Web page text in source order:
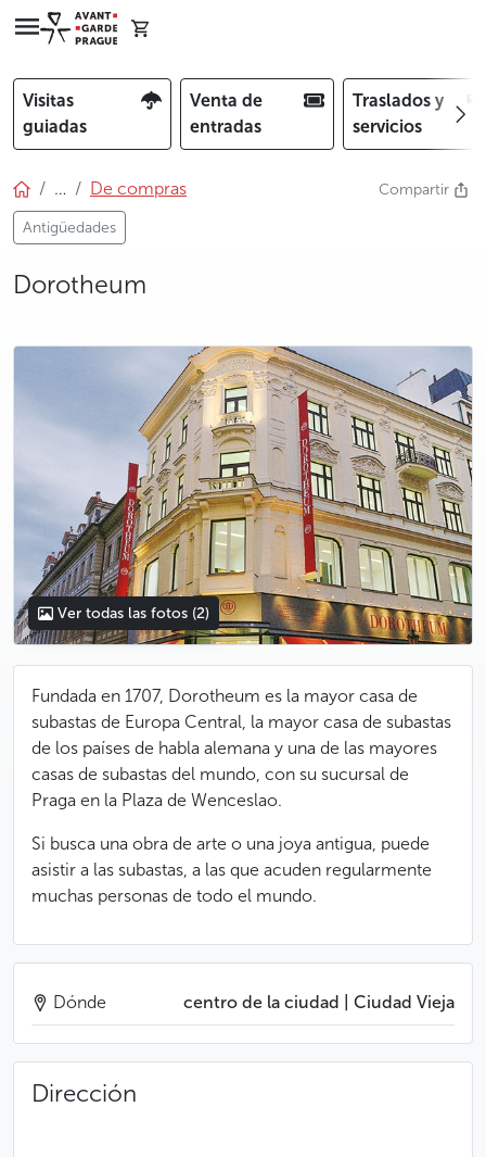
Visitas
guiadas
Venta de
entradas
Traslados y
servicios
… De compras
Antigüedades
Compartir
Dorotheum
Ver todas las fotos (2)
Fundada en 1707, Dorotheum es la mayor casa de
subastas de Europa Central, la mayor casa de subastas
de los países de habla alemana y una de las mayores
casas de subastas del mundo, con su sucursal de
Praga en la Plaza de Wenceslao.
Si busca una obra de arte o una joya antigua, puede
asistir a las subastas, a las que acuden regularmente
muchas personas de todo el mundo.
Dónde centro de la ciudad | Ciudad Vieja
Dirección